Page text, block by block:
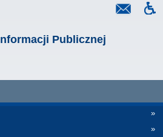
Publicznej
»
»